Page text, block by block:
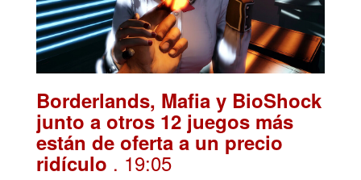
Borderlands, Mafia y BioShock
junto a otros 12 juegos más
están de oferta a un precio
ridículo . 19:05